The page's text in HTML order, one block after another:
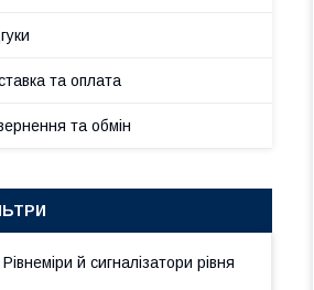
та оплата
та обмін
Рівнеміри й сигналізатори рівня